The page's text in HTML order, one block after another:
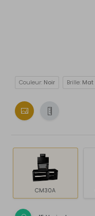
Couleur: Noir Brille: Mat
CM30A